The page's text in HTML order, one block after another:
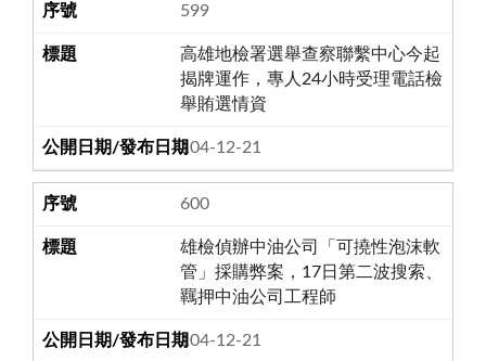
599
高雄地檢署選舉查察聯繫中心今起
揭牌運作，專人24小時受理電話檢
舉賄選情資
104-12-21
600
雄檢偵辦中油公司「可撓性泡沫軟
管」採購弊案，17日第二波搜索、
羈押中油公司工程師
104-12-21